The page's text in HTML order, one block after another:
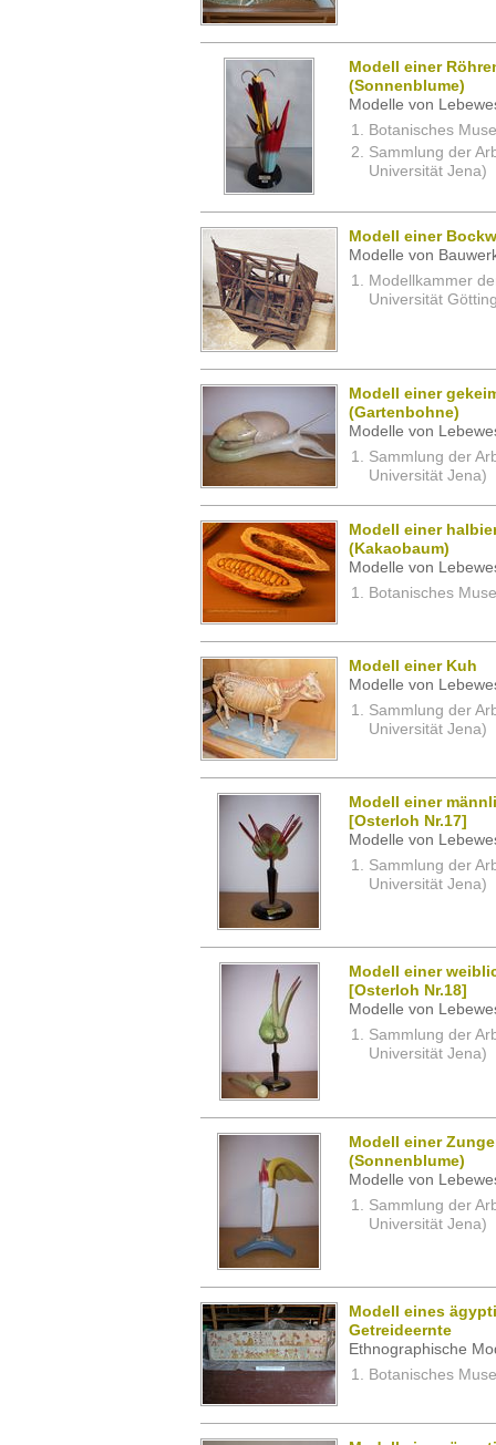
Modell einer
(Sonnenblume)
Modelle von
Botanisches
Sammlung der
Universität Jena)
Modell einer
Modelle von
Modellkammer
Universität
Modell einer
(Gartenbohne)
Modelle von
Sammlung der
Universität Jena)
Modell einer
(Kakaobaum)
Modelle von
Botanisches
Modell einer Kuh
Modelle von
Sammlung der
Universität Jena)
Modell einer
[Osterloh Nr.17]
Modelle von
Sammlung der
Universität Jena)
Modell einer
[Osterloh Nr.18]
Modelle von
Sammlung der
Universität Jena)
Modell einer
(Sonnenblume)
Modelle von
Sammlung der
Universität Jena)
Modell eines
Getreideernte
Ethnographische
Botanisches